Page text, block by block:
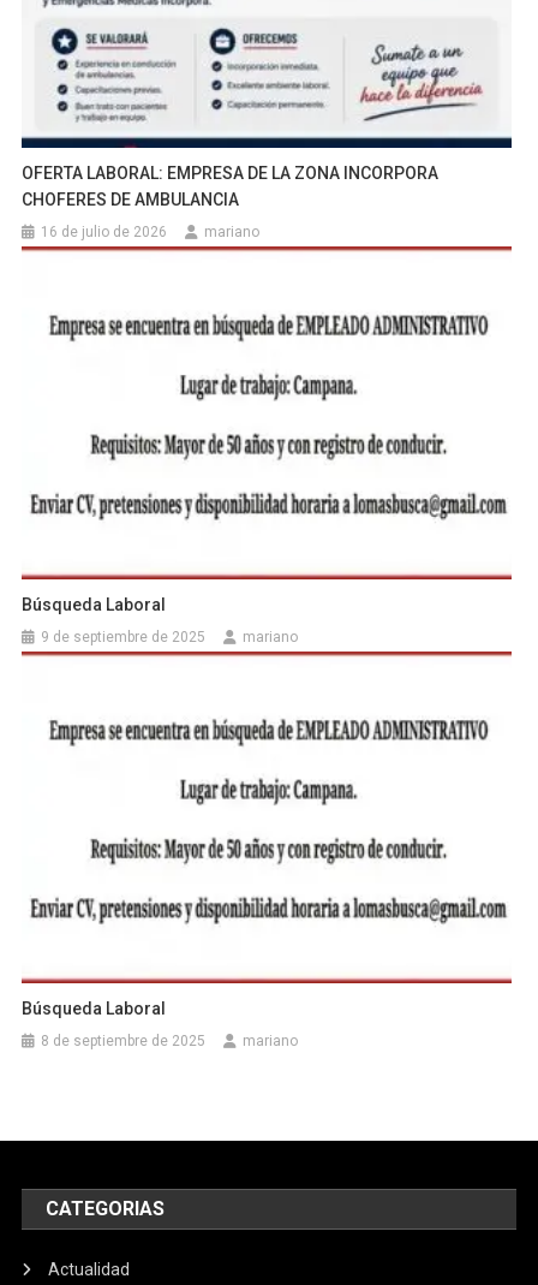
OFERTA LABORAL: EMPRESA DE LA ZONA INCORPORA
CHOFERES DE AMBULANCIA
16 de julio de 2026 mariano
Búsqueda Laboral
9 de septiembre de 2025 mariano
Búsqueda Laboral
8 de septiembre de 2025 mariano
CATEGORIAS
Actualidad